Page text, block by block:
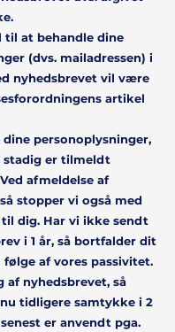
til at behandle dine
(dvs. mailadressen) i
nyhedsbrevet vil være
artikel
personoplysninger,
stadig er tilmeldt
afmeldelse af
stopper vi også med
dig. Har vi ikke sendt
i 1 år, så bortfalder dit
af vores passivitet.
af nyhedsbrevet, så
tidligere samtykke i 2
er anvendt pga.